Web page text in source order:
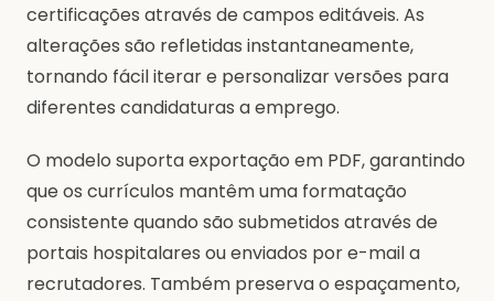
certificações através de campos editáveis. As
alterações são refletidas instantaneamente,
tornando fácil iterar e personalizar versões para
diferentes candidaturas a emprego.
O modelo suporta exportação em PDF, garantindo
que os currículos mantêm uma formatação
consistente quando são submetidos através de
portais hospitalares ou enviados por e-mail a
recrutadores. Também preserva o espaçamento,